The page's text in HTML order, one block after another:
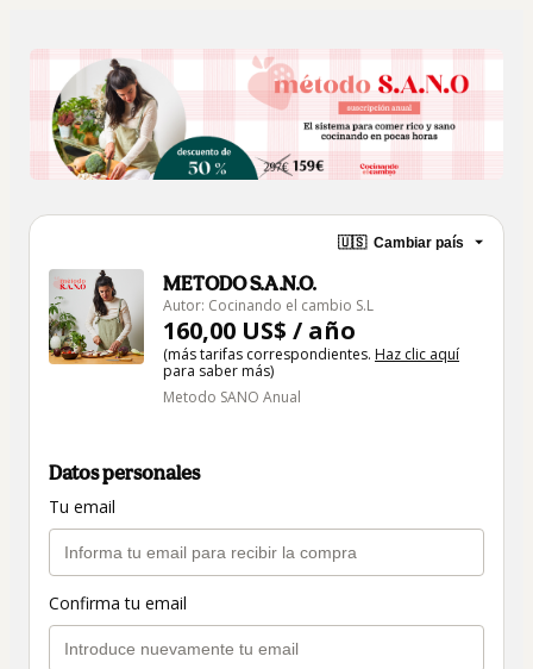
🇺🇸 Cambiar país
METODO S.A.N.O.
Autor: Cocinando el cambio S.L
160,00 US$ / año
(más tarifas correspondientes. Haz clic aquí
para saber más)
Metodo SANO Anual
Datos personales
Tu email
Confirma tu email